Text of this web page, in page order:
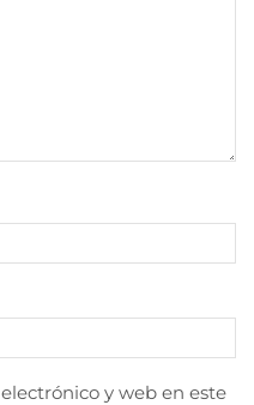
y web en este